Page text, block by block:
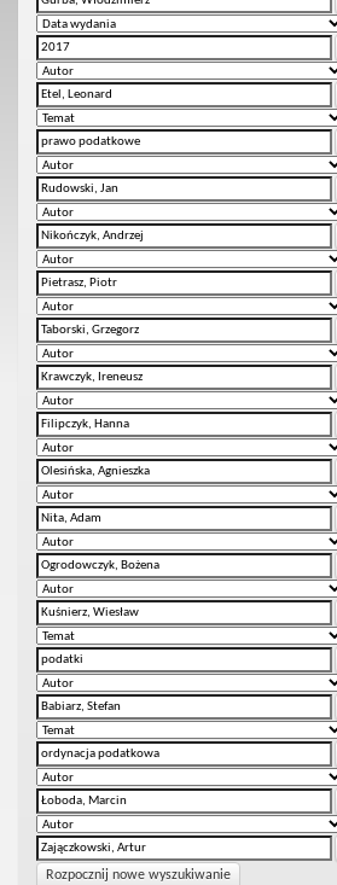
Rozpocznij nowe wyszukiwanie